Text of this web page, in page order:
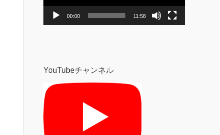
ヤ
00:00 11:58
YouTubeチャンネル